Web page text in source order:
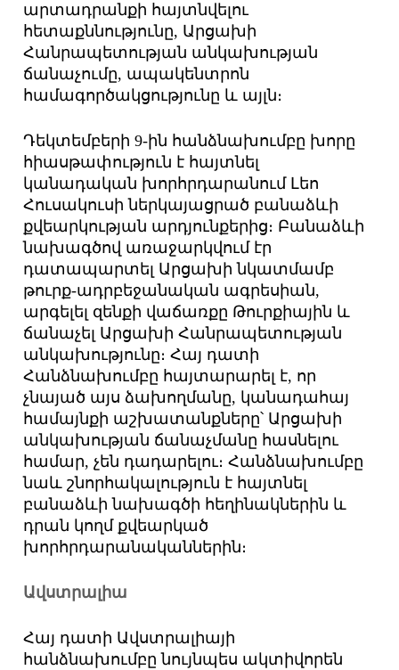
արտադրանքի հայտնվելու
հետաքննությունը, Արցախի
Հանրապետության անկախության
ճանաչումը, ապակենտրոն
համագործակցությունը և այլն։
Դեկտեմբերի 9-ին հանձնախումբը խորը
հիասթափություն է հայտնել
կանադական խորհրդարանում Լեո
Հուսակուսի ներկայացրած բանաձևի
քվեարկության արդյունքերից։ Բանաձևի
նախագծով առաջարկվում էր
դատապարտել Արցախի նկատմամբ
թուրք-ադրբեջանական ագրեսիան,
արգելել զենքի վաճառքը Թուրքիային և
ճանաչել Արցախի Հանրապետության
անկախությունը։ Հայ դատի
Հանձնախումբը հայտարարել է, որ
չնայած այս ձախողմանը, կանադահայ
համայնքի աշխատանքները՝ Արցախի
անկախության ճանաչմանը հասնելու
համար, չեն դադարելու։ Հանձնախումբը
նաև շնորհակալություն է հայտնել
բանաձևի նախագծի հեղինակներին և
դրան կողմ քվեարկած
խորհրդարանականներին։
Ավստրալիա
Հայ դատի Ավստրալիայի
հանձնախումբը նույնպես ակտիվորեն